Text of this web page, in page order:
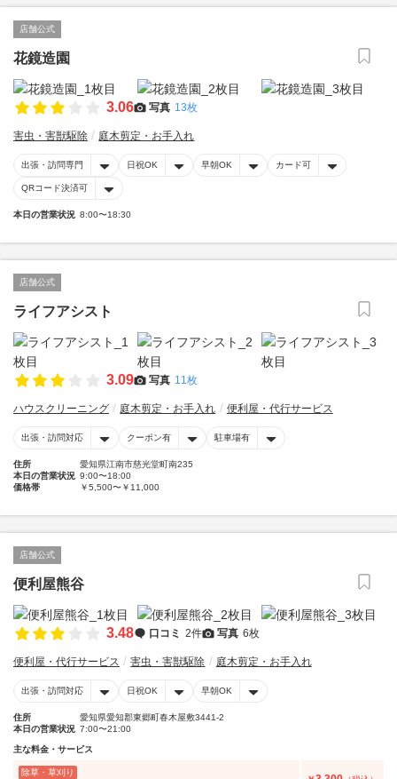
店舗公式
花鏡造園
3.06 写真 13枚
害虫・害獣駆除 庭木剪定・お手入れ
出張・訪問専門 日祝OK 早朝OK カード可
QRコード決済可
本日の営業状況 8:00〜18:30
店舗公式
ライフアシスト
3.09 写真 11枚
ハウスクリーニング 庭木剪定・お手入れ 便利屋・代行サービス
出張・訪問対応 クーポン有 駐車場有
住所
愛知県江南市慈光堂町南235
本日の営業状況 9:00〜18:00
価格帯
￥5,500〜￥11,000
店舗公式
便利屋熊谷
3.48 口コミ 2件 写真 6枚
便利屋・代行サービス 害虫・害獣駆除 庭木剪定・お手入れ
出張・訪問対応 日祝OK 早朝OK
住所
愛知県愛知郡東郷町春木屋敷3441-2
本日の営業状況 7:00〜21:00
主な料金・サービス
除草・草刈り